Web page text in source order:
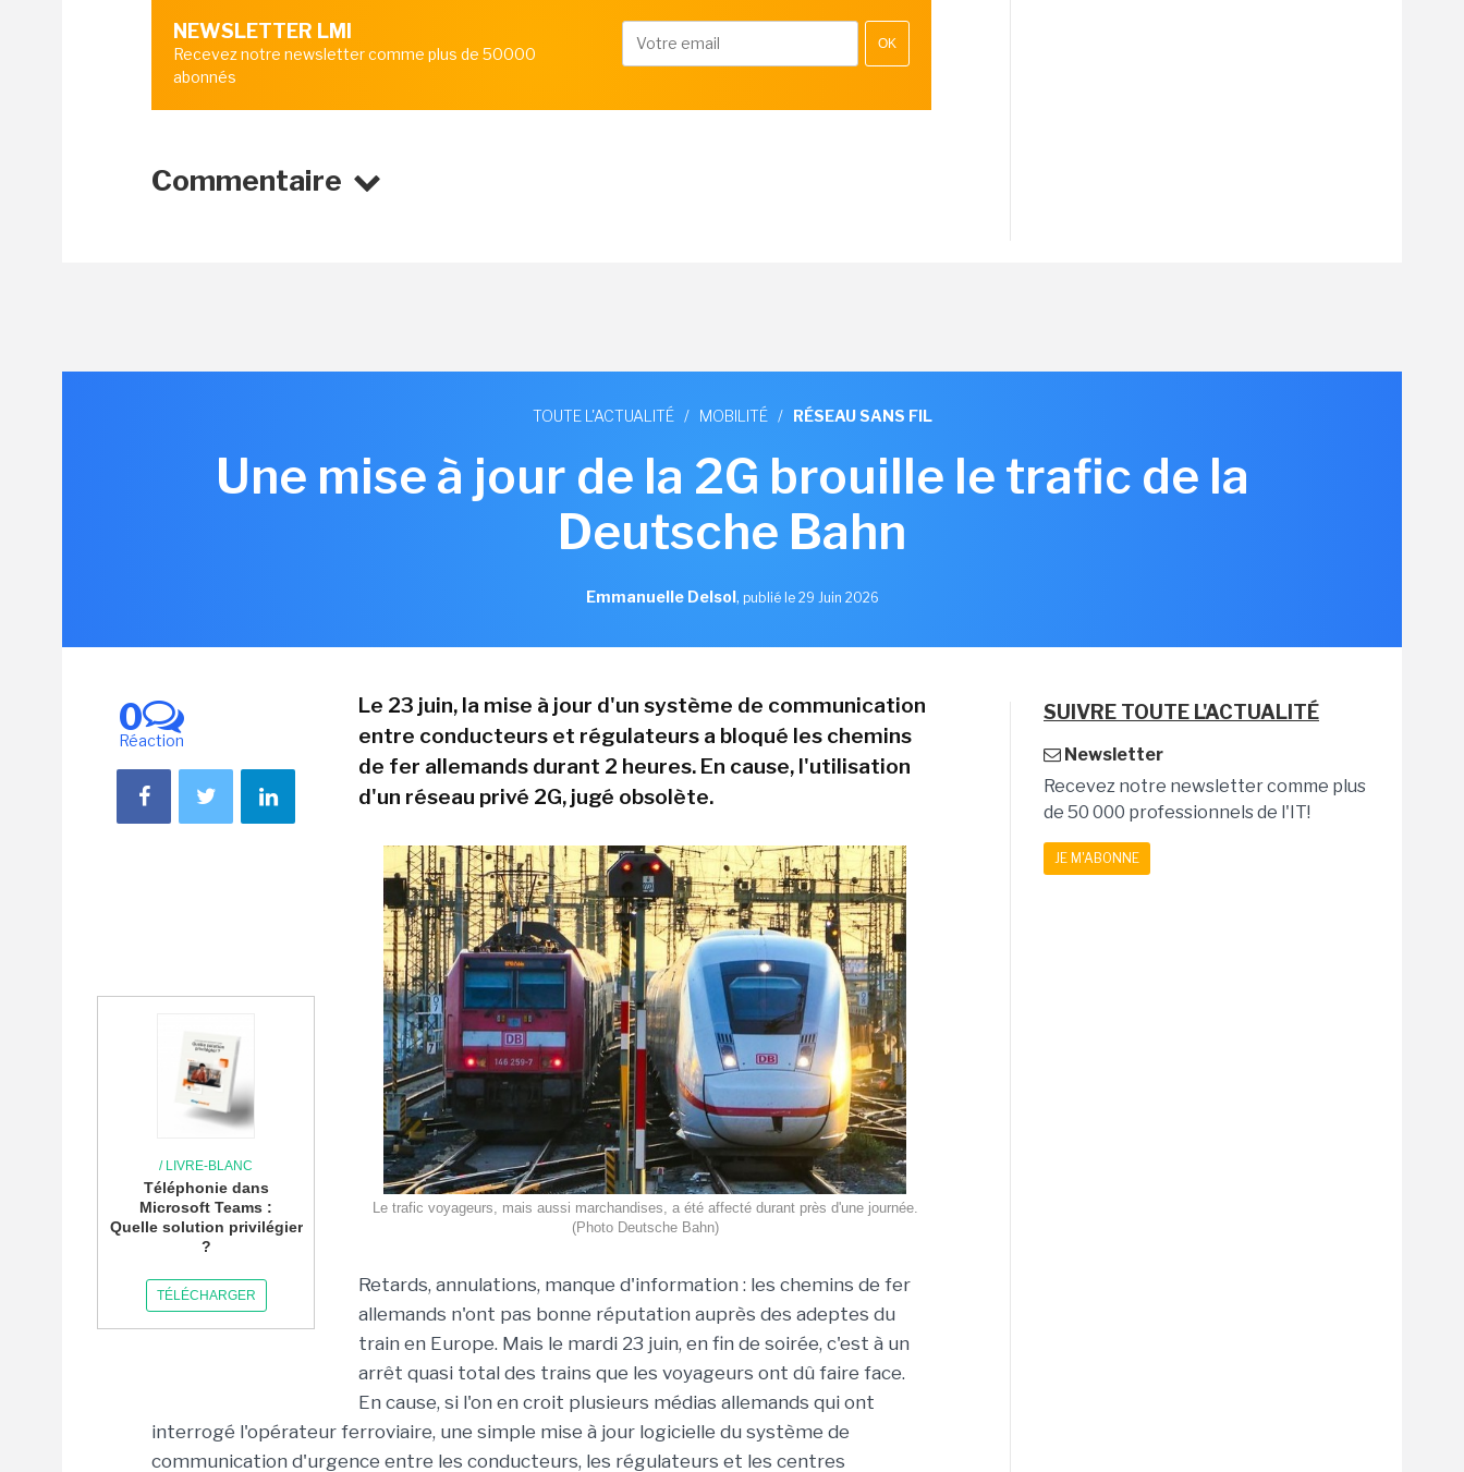
NEWSLETTER LMI
Recevez notre newsletter comme plus de 50000
abonnés
OK
Commentaire
TOUTE L'ACTUALITÉ / MOBILITÉ / RÉSEAU SANS FIL
Une mise à jour de la 2G brouille le trafic de la
Deutsche Bahn
Emmanuelle Delsol, publié le 29 Juin 2026
0
Réaction
/ LIVRE-BLANC
Téléphonie dans
Microsoft Teams :
Quelle solution privilégier
?
TÉLÉCHARGER
Le 23 juin, la mise à jour d'un système de communication
entre conducteurs et régulateurs a bloqué les chemins
de fer allemands durant 2 heures. En cause, l'utilisation
d'un réseau privé 2G, jugé obsolète.
Le trafic voyageurs, mais aussi marchandises, a été affecté durant près d'une journée.
(Photo Deutsche Bahn)
Retards, annulations, manque d'information : les chemins de fer
allemands n'ont pas bonne réputation auprès des adeptes du
train en Europe. Mais le mardi 23 juin, en fin de soirée, c'est à un
arrêt quasi total des trains que les voyageurs ont dû faire face.
En cause, si l'on en croit plusieurs médias allemands qui ont
interrogé l'opérateur ferroviaire, une simple mise à jour logicielle du système de
communication d'urgence entre les conducteurs, les régulateurs et les centres
SUIVRE TOUTE L'ACTUALITÉ
Newsletter
Recevez notre newsletter comme plus
de 50 000 professionnels de l'IT!
JE M'ABONNE